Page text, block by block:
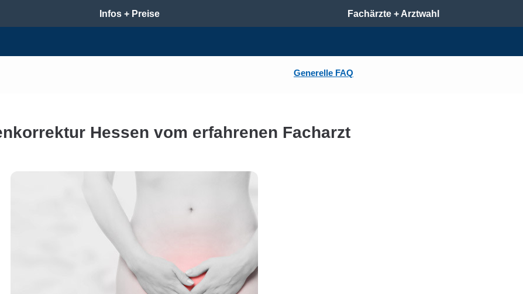
Generelle FAQ
Infos + Preise Fachärzte + Arztwahl
Hessen vom erfahrenen Facharzt